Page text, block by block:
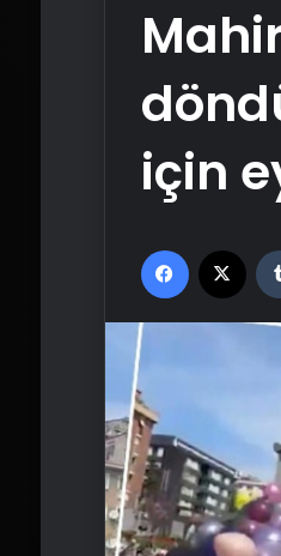
için
Facebook